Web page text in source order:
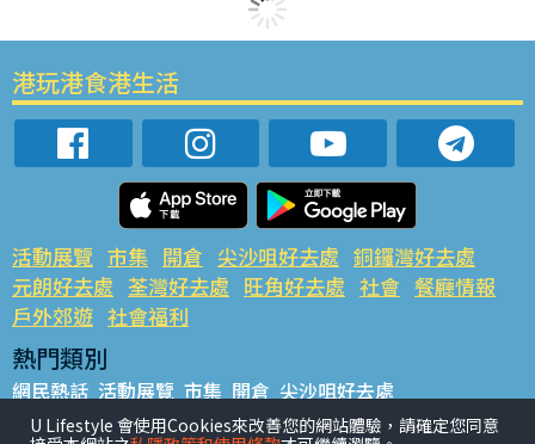
港玩港食港生活
活動展覽 市集 開倉 尖沙咀好去處 銅鑼灣好去處
元朗好去處 荃灣好去處 旺角好去處 社會 餐廳情報
戶外郊遊 社會福利
熱門類別
網民熱話 活動展覽 市集 開倉 尖沙咀好去處
銅鑼灣好去處 元朗好去處 荃灣好去處 旺角好去處 社會
U Lifestyle 會使用Cookies來改善您的網站體驗，請確定您同意